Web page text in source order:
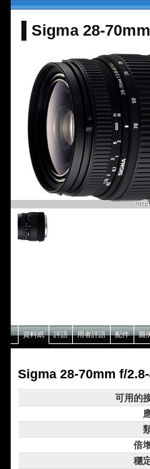
Sigma 28-
資料紙 評語 用者評語 配件 圖
Sigma 28-70mm f/
可用的
倍
穩